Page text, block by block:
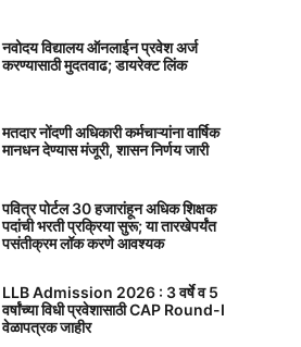
नवोदय विद्यालय ऑनलाईन प्रवेश अर्ज
करण्यासाठी मुदतवाढ; डायरेक्ट लिंक
मतदार नोंदणी अधिकारी कर्मचाऱ्यांना वार्षिक
मानधन देण्यास मंजूरी, शासन निर्णय जारी
पवित्र पोर्टल 30 हजारांहून अधिक शिक्षक
पदांची भरती प्रक्रिया सुरू; या तारखेपर्यंत
पसंतीक्रम लॉक करणे आवश्यक
LLB Admission 2026 : 3 वर्षे व 5
वर्षांच्या विधी प्रवेशासाठी CAP Round-I
वेळापत्रक जाहीर